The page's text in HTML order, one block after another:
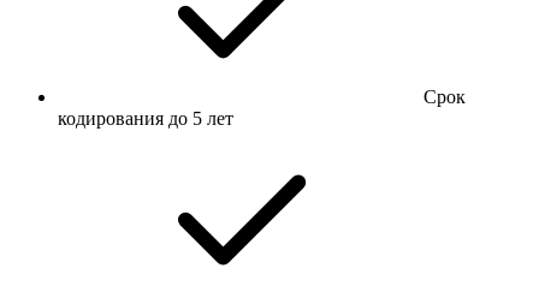
Срок
кодирования до 5 лет